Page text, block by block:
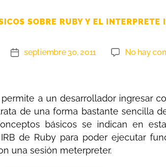
SOBRE RUBY Y EL INTERPRETE
septiembre 30, 2011 No hay
a un desarrollador ingresar
de una forma bastante sencilla
básicos se indican en
de Ruby para poder ejecutar
una sesión meterpreter.